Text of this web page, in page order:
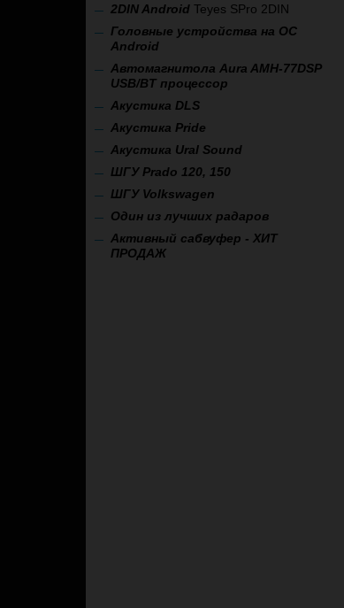
2DIN Android Teyes SPro 2DIN
Головные устройства на ОС
Android
Автомагнитола Aura AMH-77DSP
USB/BT процессор
Акустика DLS
Акустика Pride
Акустика Ural Sound
ШГУ Prado 120, 150
ШГУ Volkswagen
Один из лучших радаров
Активный сабвуфер - ХИТ
ПРОДАЖ